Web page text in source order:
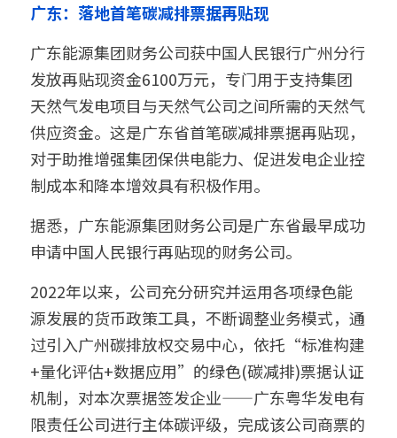
广东：落地首笔碳减排票据再贴现
广东能源集团财务公司获中国人民银行广州分行
发放再贴现资金6100万元，专门用于支持集团
天然气发电项目与天然气公司之间所需的天然气
供应资金。这是广东省首笔碳减排票据再贴现，
对于助推增强集团保供电能力、促进发电企业控
制成本和降本增效具有积极作用。
据悉，广东能源集团财务公司是广东省最早成功
申请中国人民银行再贴现的财务公司。
2022年以来，公司充分研究并运用各项绿色能
源发展的货币政策工具，不断调整业务模式，通
过引入广州碳排放权交易中心，依托“标准构建
+量化评估+数据应用”的绿色(碳减排)票据认证
机制，对本次票据签发企业——广东粤华发电有
限责任公司进行主体碳评级，完成该公司商票的